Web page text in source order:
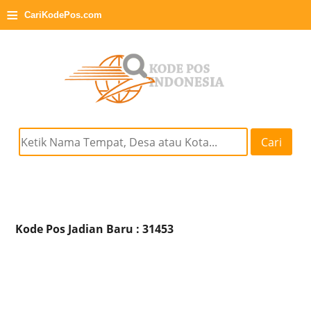
≡ CariKodePos.com
Cari
Kode Pos Jadian Baru : 31453